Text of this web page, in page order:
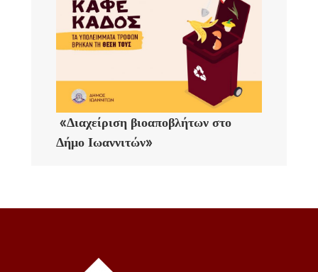
«Διαχείριση βιοαποβλήτων στο
Δήμο Ιωαννιτών»